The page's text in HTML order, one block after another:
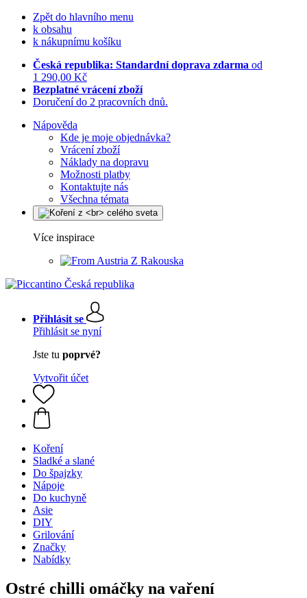
Zpět do hlavního menu
k obsahu
k nákupnímu košíku
Česká republika: Standardní doprava zdarma od
1 290,00 Kč
Bezplatné vrácení zboží
Doručení do 2 pracovních dnů.
Nápověda
Kde je moje objednávka?
Vrácení zboží
Náklady na dopravu
Možnosti platby
Kontaktujte nás
Všechna témata
Více inspirace
Z Rakouska
Přihlásit se
Přihlásit se nyní
Jste tu poprvé?
Vytvořit účet
Koření
Sladké a slané
Do špajzky
Nápoje
Do kuchyně
Asie
DIY
Grilování
Značky
Nabídky
Ostré chilli omáčky na vaření